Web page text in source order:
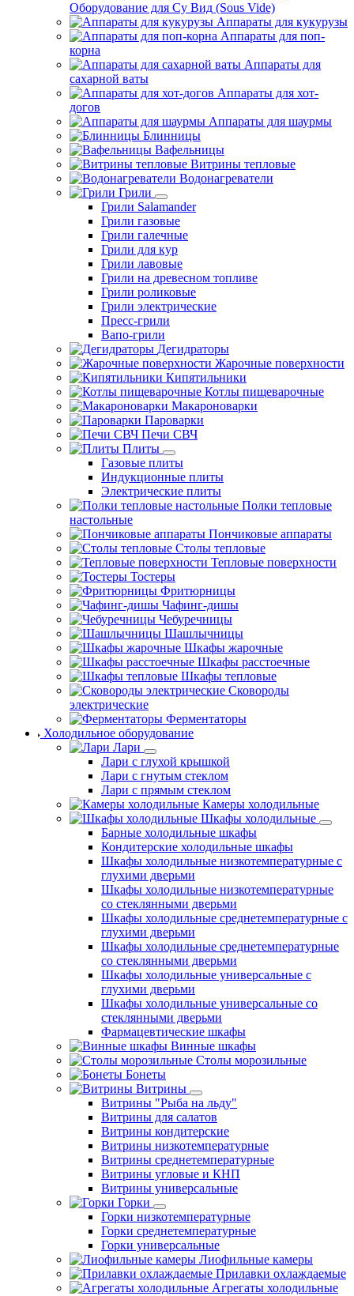
Оборудование для Су Вид (Sous Vide)
Аппараты для кукурузы
Аппараты для поп-
корна
Аппараты для
сахарной ваты
Аппараты для хот-
догов
Аппараты для шаурмы
Блинницы
Вафельницы
Витрины тепловые
Водонагреватели
Грили
Грили Salamander
Грили газовые
Грили галечные
Грили для кур
Грили лавовые
Грили на древесном топливе
Грили роликовые
Грили электрические
Пресс-грили
Вапо-грили
Дегидраторы
Жарочные поверхности
Кипятильники
Котлы пищеварочные
Макароноварки
Пароварки
Печи СВЧ
Плиты
Газовые плиты
Индукционные плиты
Электрические плиты
Полки тепловые
настольные
Пончиковые аппараты
Столы тепловые
Тепловые поверхности
Тостеры
Фритюрницы
Чафинг-дишы
Чебуречницы
Шашлычницы
Шкафы жарочные
Шкафы расстоечные
Шкафы тепловые
Сковороды
электрические
Ферментаторы
Холодильное оборудование
Лари
Лари с глухой крышкой
Лари с гнутым стеклом
Лари с прямым стеклом
Камеры холодильные
Шкафы холодильные
Барные холодильные шкафы
Кондитерские холодильные шкафы
Шкафы холодильные низкотемпературные с
глухими дверьми
Шкафы холодильные низкотемпературные
со стеклянными дверьми
Шкафы холодильные среднетемпературные с
глухими дверьми
Шкафы холодильные среднетемпературные
со стеклянными дверьми
Шкафы холодильные универсальные с
глухими дверьми
Шкафы холодильные универсальные со
стеклянными дверьми
Фармацевтические шкафы
Винные шкафы
Столы морозильные
Бонеты
Витрины
Витрины "Рыба на льду"
Витрины для салатов
Витрины кондитерские
Витрины низкотемпературные
Витрины среднетемпературные
Витрины угловые и КНП
Витрины универсальные
Горки
Горки низкотемпературные
Горки среднетемпературные
Горки универсальные
Лиофильные камеры
Прилавки охлаждаемые
Агрегаты холодильные